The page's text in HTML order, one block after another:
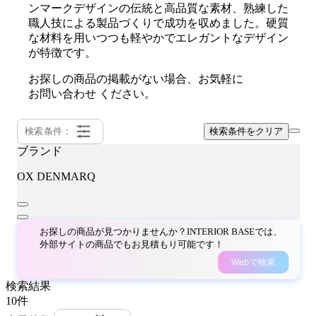
ンマークデザインの伝統と高品質な素材、熟練した
職人技による製品づくりで成功を収めました。硬質
な材料を用いつつも軽やかでエレガントなデザイン
が特徴です。
お探しの商品の掲載がない場合、お気軽に
お問い合わせ ください。
検索条件： 検索条件をクリア
ブランド
OX DENMARQ
お探しの商品が見つかりませんか？INTERIOR BASEでは、
外部サイトの商品でもお見積もり可能です！
Webで検索
検索結果
10件